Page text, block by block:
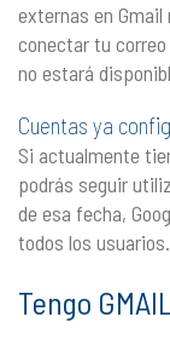
externas en
conectar tu
no estará
Cuentas ya
Si actualmente
podrás seguir
de esa fecha,
todos los usuarios.
Tengo